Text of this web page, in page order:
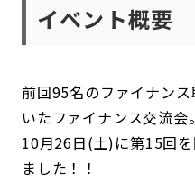
イベント概要
前回95名のファイナン
いたファイナンス交流会。
10月26日(土)に第15回
ました！！